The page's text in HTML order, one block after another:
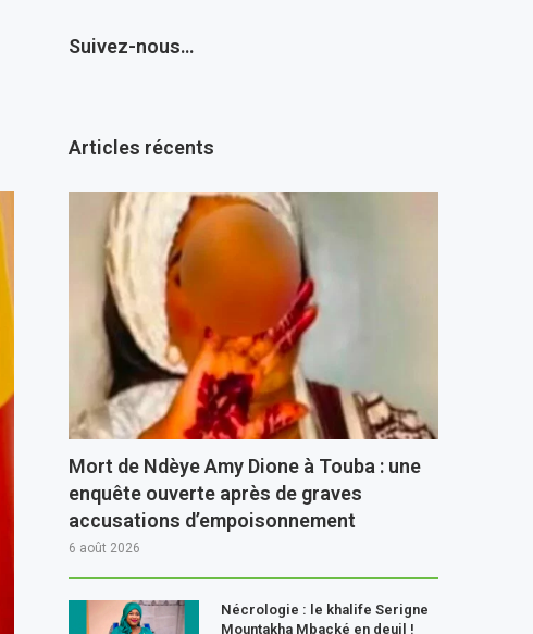
Suivez-nous…
Articles récents
Mort de Ndèye Amy Dione à Touba : une
enquête ouverte après de graves
accusations d’empoisonnement
6 août 2026
Nécrologie : le khalife Serigne
Mountakha Mbacké en deuil !